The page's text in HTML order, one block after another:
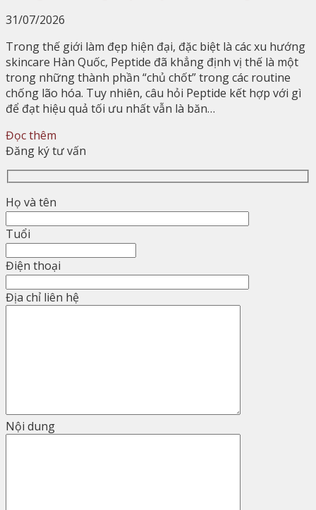
31/07/2026
Trong thế giới làm đẹp hiện đại, đặc biệt là các xu hướng
skincare Hàn Quốc, Peptide đã khẳng định vị thế là một
trong những thành phần “chủ chốt” trong các routine
chống lão hóa. Tuy nhiên, câu hỏi Peptide kết hợp với gì
để đạt hiệu quả tối ưu nhất vẫn là băn…
Đọc thêm
Đăng ký tư vấn
Họ và tên
Tuổi
Điện thoại
Địa chỉ liên hệ
Nội dung